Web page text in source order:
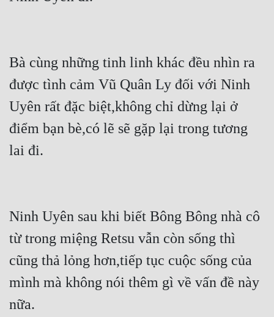
Bà cùng những tinh linh khác đều nhìn ra
được tình cảm Vũ Quân Ly đối với Ninh
Uyên rất đặc biệt,không chỉ dừng lại ở
điểm bạn bè,có lẽ sẽ gặp lại trong tương
lai đi.
Ninh Uyên sau khi biết Bông Bông nhà cô
từ trong miệng Retsu vẫn còn sống thì
cũng thả lỏng hơn,tiếp tục cuộc sống của
mình mà không nói thêm gì về vấn đề này
nữa.